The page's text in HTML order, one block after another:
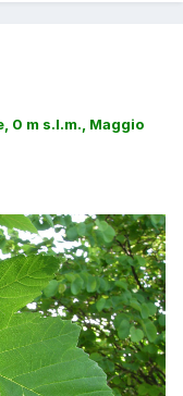
0 m s.l.m., Maggio